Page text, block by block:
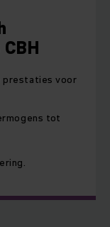
prestaties voor
tot